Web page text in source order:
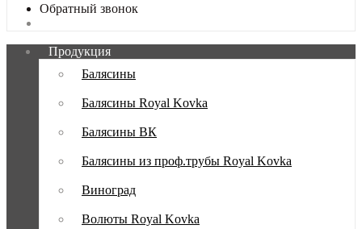
Обратный звонок
Продукция
Балясины
Балясины Royal Kovka
Балясины ВК
Балясины из проф.трубы Royal Kovka
Виноград
Волюты Royal Kovka